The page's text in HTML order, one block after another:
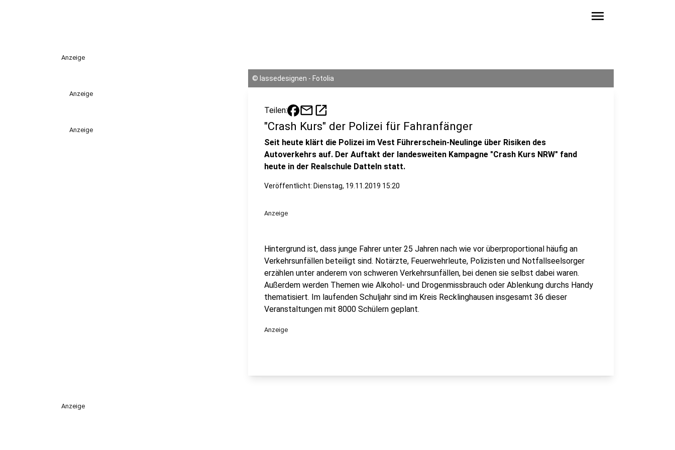
menu
Anzeige
Anzeige
Anzeige
© lassedesignen - Fotolia
Teilen: mailopen_in_new
"Crash Kurs" der Polizei für Fahranfänger
Seit heute klärt die Polizei im Vest Führerschein-Neulinge über Risiken des
Autoverkehrs auf. Der Auftakt der landesweiten Kampagne "Crash Kurs NRW" fand
heute in der Realschule Datteln statt.
Veröffentlicht: Dienstag, 19.11.2019 15:20
Anzeige
Hintergrund ist, dass junge Fahrer unter 25 Jahren nach wie vor überproportional häufig an
Verkehrsunfällen beteiligt sind. Notärzte, Feuerwehrleute, Polizisten und Notfallseelsorger
erzählen unter anderem von schweren Verkehrsunfällen, bei denen sie selbst dabei waren.
Außerdem werden Themen wie Alkohol- und Drogenmissbrauch oder Ablenkung durchs Handy
thematisiert. Im laufenden Schuljahr sind im Kreis Recklinghausen insgesamt 36 dieser
Veranstaltungen mit 8000 Schülern geplant.
Anzeige
Anzeige